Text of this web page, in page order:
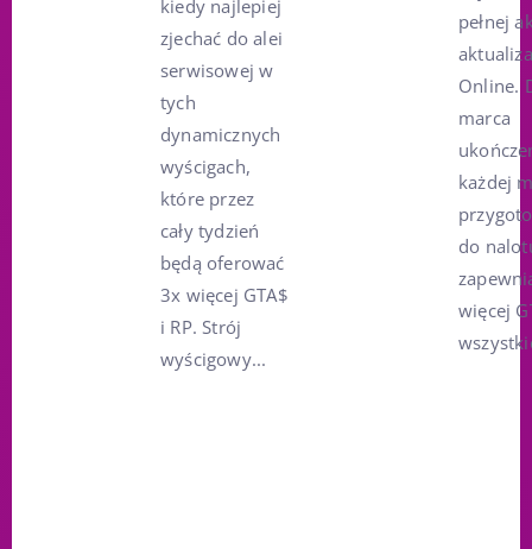
kiedy najlepiej
zjechać do alei
serwisowej w
tych
dynamicznych
wyścigach,
które przez
cały tydzień
będą oferować
3x więcej GTA$
i RP. Strój
wyścigowy...
pełnej
Online.
marca
każdej
do
więcej